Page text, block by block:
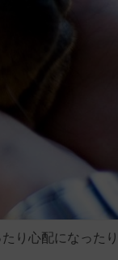
り心配になったり